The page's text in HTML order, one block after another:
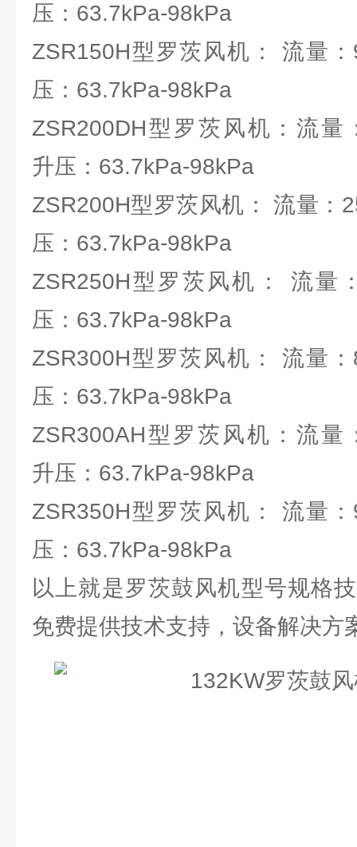
压：63.7kPa-98kPa
ZSR150H型罗茨风机： 流量
压：63.7kPa-98kPa
ZSR200DH型罗茨风机：流量
升压：63.7kPa-98kPa
ZSR200H型罗茨风机： 流量：
压：63.7kPa-98kPa
ZSR250H型罗茨风机： 流量
压：63.7kPa-98kPa
ZSR300H型罗茨风机： 流量
压：63.7kPa-98kPa
ZSR300AH型罗茨风机：流量
升压：63.7kPa-98kPa
ZSR350H型罗茨风机： 流量
压：63.7kPa-98kPa
以上就是罗茨鼓风机型号规格
免费提供技术支持，设备解决方